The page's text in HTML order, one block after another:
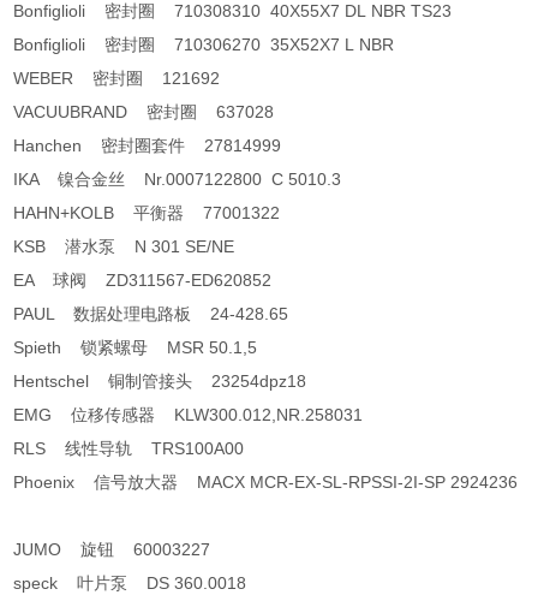
Bonfiglioli 密封圈 710308310 40X55X7 DL NBR TS23
Bonfiglioli 密封圈 710306270 35X52X7 L NBR
WEBER 密封圈 121692
VACUUBRAND 密封圈 637028
Hanchen 密封圈套件 27814999
IKA 镍合金丝 Nr.0007122800 C 5010.3
HAHN+KOLB 平衡器 77001322
KSB 潜水泵 N 301 SE/NE
EA 球阀 ZD311567-ED620852
PAUL 数据处理电路板 24-428.65
Spieth 锁紧螺母 MSR 50.1,5
Hentschel 铜制管接头 23254dpz18
EMG 位移传感器 KLW300.012,NR.258031
RLS 线性导轨 TRS100A00
Phoenix 信号放大器 MACX MCR-EX-SL-RPSSI-2I-SP 2924236
JUMO 旋钮 60003227
speck 叶片泵 DS 360.0018